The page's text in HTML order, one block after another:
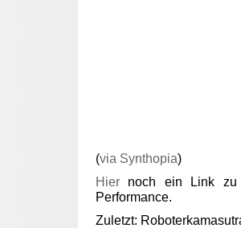
(via Synthopia)
Hiernoch ein Link zu
Performance.
Zuletzt: